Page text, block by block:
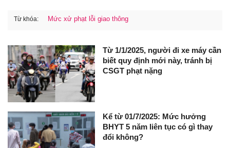
Từ khóa: Mức xử phạt lỗi giao thông
Từ 1/1/2025, người đi xe máy cần
biết quy định mới này, tránh bị
CSGT phạt nặng
Kể từ 01/7/2025: Mức hưởng
BHYT 5 năm liên tục có gì thay
đổi không?